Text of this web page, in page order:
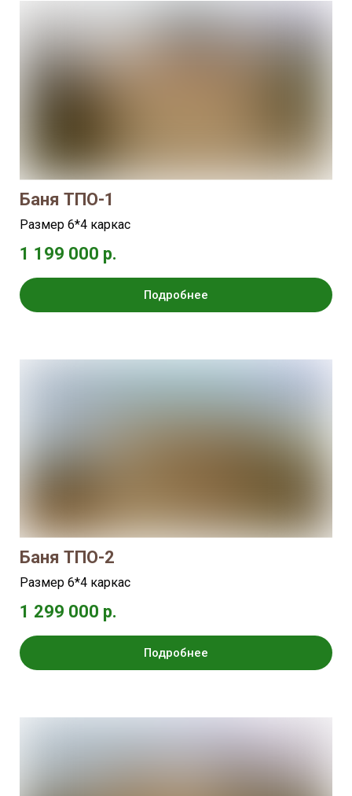
Баня ТПО-1
Размер 6*4 каркас
1 199 000 р.
Подробнее
Баня ТПО-2
Размер 6*4 каркас
1 299 000 р.
Подробнее